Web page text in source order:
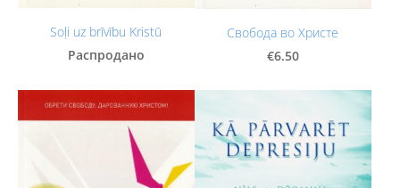
Soļi uz brīvību Kristū
Распродано
Свобода во Христе
€6.50